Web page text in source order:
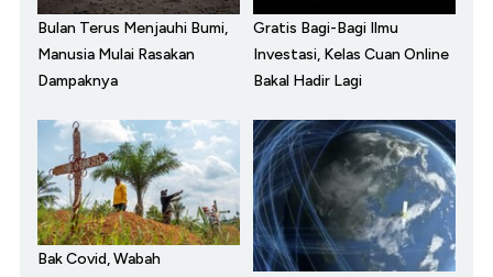
Bulan Terus Menjauhi Bumi,
Manusia Mulai Rasakan
Dampaknya
Gratis Bagi-Bagi Ilmu
Investasi, Kelas Cuan Online
Bakal Hadir Lagi
Bak Covid, Wabah